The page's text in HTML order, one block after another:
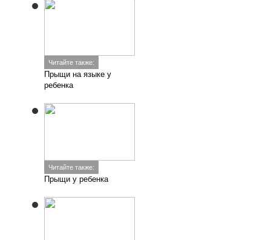
Читайте также:
Прыщи на языке у
ребенка
Читайте также:
Прыщи у ребенка